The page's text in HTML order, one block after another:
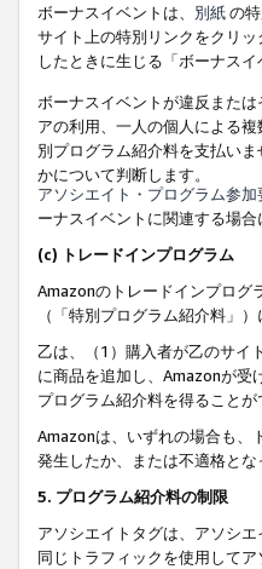
ボーナスイベントは、 別紙の
サイト上の特別リンクをクリ
したときに生じる「ボーナス
ボーナスイベントが違反また
アの利用、一人の個人による
別プログラム紹介料を支払い
かについて判断します。
アソシエイト・プログラム参加
ーナスイベントに関連する場合
(c) トレードインプログラム
Amazonのトレードインプログ
（「特別プログラム紹介料」
乙は、（1）購入者が乙のサイ
に商品を追加し、Amazonが受
プログラム紹介料を得ることが
Amazonは、いずれの場合も、
発生したか、または不適格とな
5. プログラム紹介料の制限
アソシエイトタグは、アソシ
同じトラフィックを使用して